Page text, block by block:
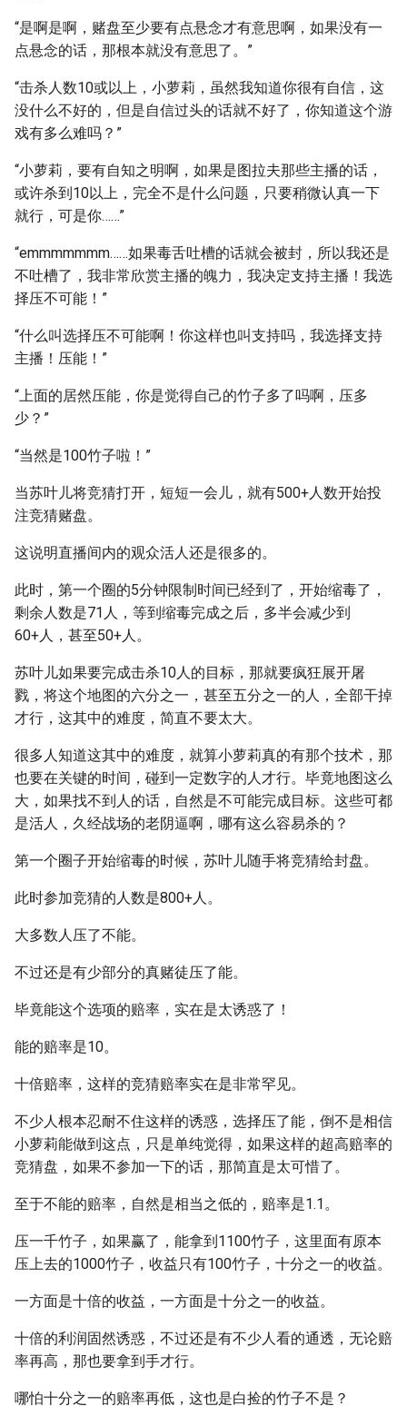
“是啊是啊，赌盘至少要有点悬念才有意思啊，如果没有一
点悬念的话，那根本就没有意思了。”
“击杀人数10或以上，小萝莉，虽然我知道你很有自信，这
没什么不好的，但是自信过头的话就不好了，你知道这个游
戏有多么难吗？”
“小萝莉，要有自知之明啊，如果是图拉夫那些主播的话，
或许杀到10以上，完全不是什么问题，只要稍微认真一下
就行，可是你……”
“emmmmmmm……如果毒舌吐槽的话就会被封，所以我还是
不吐槽了，我非常欣赏主播的魄力，我决定支持主播！我选
择压不可能！”
“什么叫选择压不可能啊！你这样也叫支持吗，我选择支持
主播！压能！”
“上面的居然压能，你是觉得自己的竹子多了吗啊，压多
少？”
“当然是100竹子啦！”
当苏叶儿将竞猜打开，短短一会儿，就有500+人数开始投
注竞猜赌盘。
这说明直播间内的观众活人还是很多的。
此时，第一个圈的5分钟限制时间已经到了，开始缩毒了，
剩余人数是71人，等到缩毒完成之后，多半会减少到
60+人，甚至50+人。
苏叶儿如果要完成击杀10人的目标，那就要疯狂展开屠
戮，将这个地图的六分之一，甚至五分之一的人，全部干掉
才行，这其中的难度，简直不要太大。
很多人知道这其中的难度，就算小萝莉真的有那个技术，那
也要在关键的时间，碰到一定数字的人才行。毕竟地图这么
大，如果找不到人的话，自然是不可能完成目标。这些可都
是活人，久经战场的老阴逼啊，哪有这么容易杀的？
第一个圈子开始缩毒的时候，苏叶儿随手将竞猜给封盘。
此时参加竞猜的人数是800+人。
大多数人压了不能。
不过还是有少部分的真赌徒压了能。
毕竟能这个选项的赔率，实在是太诱惑了！
能的赔率是10。
十倍赔率，这样的竞猜赔率实在是非常罕见。
不少人根本忍耐不住这样的诱惑，选择压了能，倒不是相信
小萝莉能做到这点，只是单纯觉得，如果这样的超高赔率的
竞猜盘，如果不参加一下的话，那简直是太可惜了。
至于不能的赔率，自然是相当之低的，赔率是1.1。
压一千竹子，如果赢了，能拿到1100竹子，这里面有原本
压上去的1000竹子，收益只有100竹子，十分之一的收益。
一方面是十倍的收益，一方面是十分之一的收益。
十倍的利润固然诱惑，不过还是有不少人看的通透，无论赔
率再高，那也要拿到手才行。
哪怕十分之一的赔率再低，这也是白捡的竹子不是？